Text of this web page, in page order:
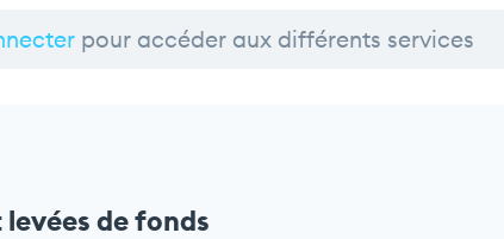
pour accéder aux différents services
de fonds